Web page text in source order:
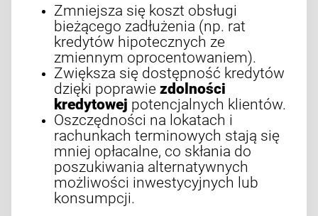
Zmniejsza się koszt obsługi
bieżącego zadłużenia (np. rat
kredytów hipotecznych ze
zmiennym oprocentowaniem).
Zwiększa się dostępność kredytów
dzięki poprawie zdolności
kredytowej potencjalnych klientów.
Oszczędności na lokatach i
rachunkach terminowych stają się
mniej opłacalne, co skłania do
poszukiwania alternatywnych
możliwości inwestycyjnych lub
konsumpcji.